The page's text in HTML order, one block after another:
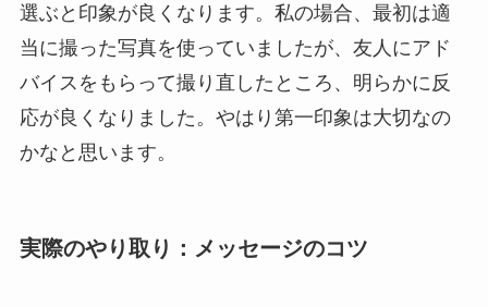
選ぶと印象が良くなります。私の場合、最初は適
当に撮った写真を使っていましたが、友人にアド
バイスをもらって撮り直したところ、明らかに反
応が良くなりました。やはり第一印象は大切なの
かなと思います。
実際のやり取り：メッセージのコツ